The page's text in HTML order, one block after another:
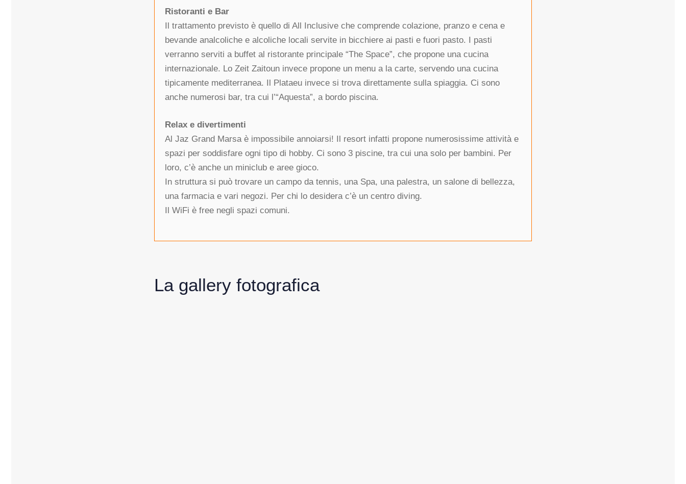
Ristoranti e Bar
Il trattamento previsto è quello di All Inclusive che comprende colazione, pranzo e cena e
bevande analcoliche e alcoliche locali servite in bicchiere ai pasti e fuori pasto. I pasti
verranno serviti a buffet al ristorante principale “The Space”, che propone una cucina
internazionale. Lo Zeit Zaitoun invece propone un menu a la carte, servendo una cucina
tipicamente mediterranea. Il Plataeu invece si trova direttamente sulla spiaggia. Ci sono
anche numerosi bar, tra cui l’“Aquesta”, a bordo piscina.
Relax e divertimenti
Al Jaz Grand Marsa è impossibile annoiarsi! Il resort infatti propone numerosissime attività e
spazi per soddisfare ogni tipo di hobby. Ci sono 3 piscine, tra cui una solo per bambini. Per
loro, c’è anche un miniclub e aree gioco.
In struttura si può trovare un campo da tennis, una Spa, una palestra, un salone di bellezza,
una farmacia e vari negozi. Per chi lo desidera c’è un centro diving.
Il WiFi è free negli spazi comuni.
La gallery fotografica